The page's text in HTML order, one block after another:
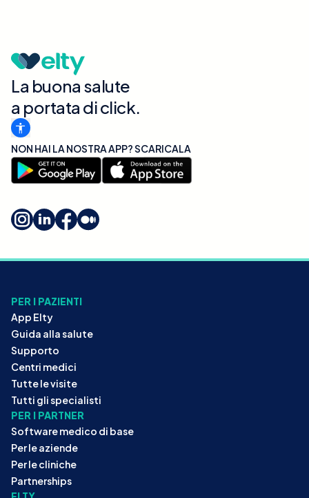
La buona salute
a portata di click.
NON HAI LA NOSTRA APP? SCARICALA
PER I PAZIENTI
App Elty
Guida alla salute
Supporto
Centri medici
Tutte le visite
Tutti gli specialisti
PER I PARTNER
Software medico di base
Per le aziende
Per le cliniche
Partnerships